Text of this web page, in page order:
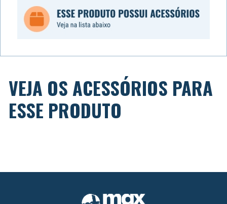
VEJA OS ACESSÓRIOS PARA
ESSE PRODUTO